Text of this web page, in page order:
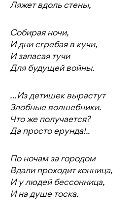
Ляжет вдоль стены,
Собирая ночи,
И дни сгребая в кучи,
И запасая тучи
Для будущей войны.
…Из детишек вырастут
Злобные волшебники.
Что же получается?
Да просто ерунда!..
По ночам за городом
Вдали проходит конница,
И у людей бессонница,
И на душе тоска.